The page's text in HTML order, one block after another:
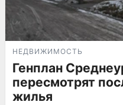
НЕДВИЖИМОСТЬ
Генплан
пересмотрят
жилья